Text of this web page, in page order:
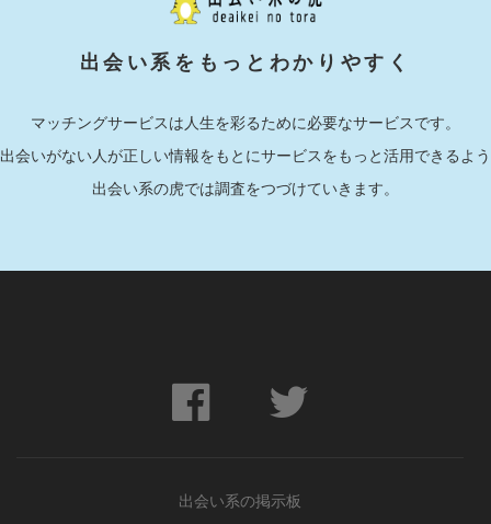
出会い系をもっとわかりやすく
マッチングサービスは人生を彩るために必要なサービスです。
出会いがない人が正しい情報をもとにサービスをもっと活用できるよう
出会い系の虎では調査をつづけていきます。
出会い系の掲示板